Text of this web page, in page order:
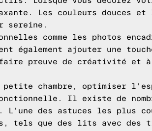
Les couleurs douces
sereine.
comme les photos
également ajouter une
preuve de créativité et
petite chambre, optimiser
Il existe de
L'une des astuces les plus
tels que des lits avec des